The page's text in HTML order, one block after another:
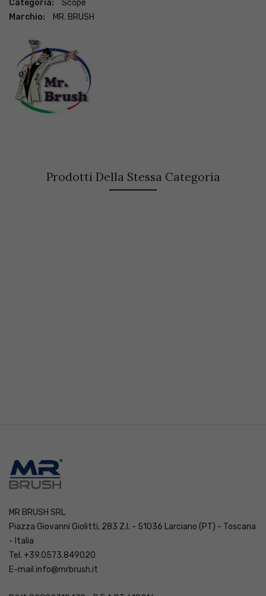
Categoria:
Scope
Marchio:
MR. BRUSH
Prodotti Della Stessa Categoria
MR BRUSH SRL
Piazza Giovanni Giolitti, 283 Z.I. - 51036 Larciano (PT) - Toscana
- Italia
Tel. +39.0573.849020
E-mail info@mrbrush.it